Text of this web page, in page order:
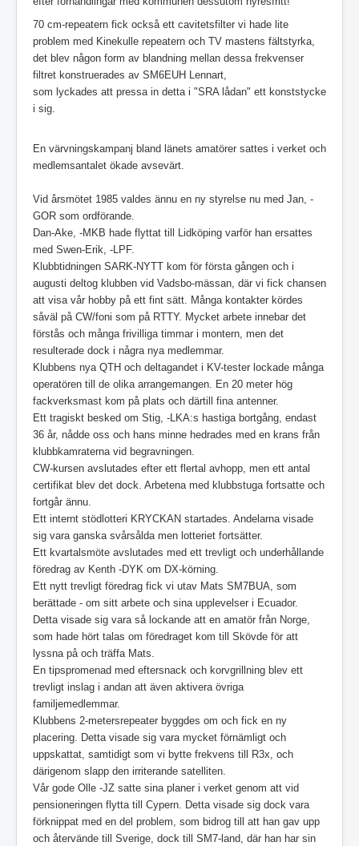
70 cm-repeatern fick också ett cavitetsfilter vi hade lite
problem med Kinekulle repeatern och TV mastens fältstyrka,
det blev någon form av blandning mellan dessa frekvenser
filtret konstruerades av SM6EUH Lennart,
som lyckades att pressa in detta i "SRA lådan" ett konststycke
i sig.
En värvningskampanj bland länets amatörer sattes i verket och
medlemsantalet ökade avsevärt.
Vid årsmötet 1985 valdes ännu en ny styrelse nu med Jan, -
GOR som ordförande.
Dan-Ake, -MKB hade flyttat till Lidköping varför han ersattes
med Swen-Erik, -LPF.
Klubbtidningen SARK-NYTT kom för första gången och i
augusti deltog klubben vid Vadsbo-mässan, där vi fick chansen
att visa vår hobby på ett fint sätt. Många kontakter kördes
såväl på CW/foni som på RTTY. Mycket arbete innebar det
förstås och många frivilliga timmar i montern, men det
resulterade dock i några nya medlemmar.
Klubbens nya QTH och deltagandet i KV-tester lockade många
operatören till de olika arrangemangen. En 20 meter hög
fackverksmast kom på plats och därtill fina antenner.
Ett tragiskt besked om Stig, -LKA:s hastiga bortgång, endast
36 år, nådde oss och hans minne hedrades med en krans från
klubbkamraterna vid begravningen.
CW-kursen avslutades efter ett flertal avhopp, men ett antal
certifikat blev det dock. Arbetena med klubbstuga fortsatte och
fortgår ännu.
Ett internt stödlotteri KRYCKAN startades. Andelarna visade
sig vara ganska svårsålda men lotteriet fortsätter.
Ett kvartalsmöte avslutades med ett trevligt och underhållande
föredrag av Kenth -DYK om DX-körning.
Ett nytt trevligt föredrag fick vi utav Mats SM7BUA, som
berättade - om sitt arbete och sina upplevelser i Ecuador.
Detta visade sig vara så lockande att en amatör från Norge,
som hade hört talas om föredraget kom till Skövde för att
lyssna på och träffa Mats.
En tipspromenad med eftersnack och korvgrillning blev ett
trevligt inslag i andan att även aktivera övriga
familjemedlemmar.
Klubbens 2-metersrepeater byggdes om och fick en ny
placering. Detta visade sig vara mycket förnämligt och
uppskattat, samtidigt som vi bytte frekvens till R3x, och
därigenom slapp den irriterande satelliten.
Vår gode Olle -JZ satte sina planer i verket genom att vid
pensioneringen flytta till Cypern. Detta visade sig dock vara
förknippat med en del problem, som bidrog till att han gav upp
och återvände till Sverige, dock till SM7-land, där han har sin